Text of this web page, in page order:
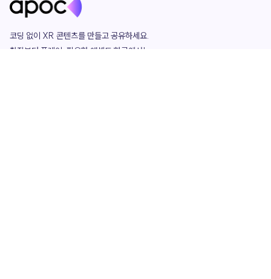
코딩 없이 XR 콘텐츠를 만들고 공유하세요.
창작부터 플레이, 필요한 애셋도 한곳에서!